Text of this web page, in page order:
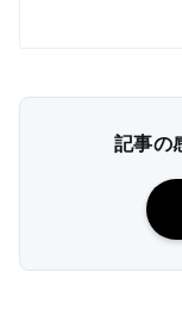
記事の